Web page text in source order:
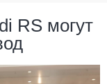
RS могут